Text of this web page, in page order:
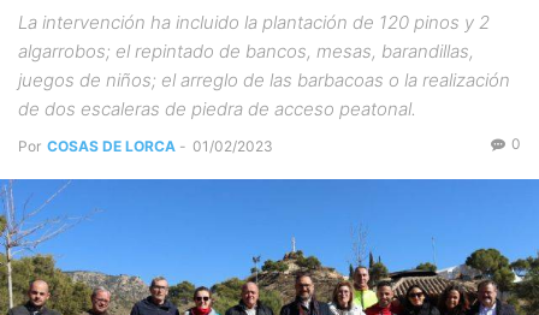
La intervención ha incluido la plantación de 120 pinos y 2
algarrobos; el repintado de bancos, mesas, barandillas,
juegos de niños; el arreglo de las barbacoas o la realización
de dos escaleras de piedra de acceso peatonal.
Por COSAS DE LORCA - 01/02/2023 0